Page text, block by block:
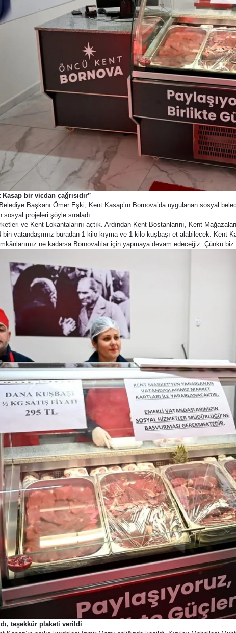
bir vicdan çağrısıdır”
Başkanı Ömer Eşki, Kent Kasap’ın Bornova’da uygulanan sosyal
sosyal projeleri şöyle sıraladı:
ve Kent Lokantalarını açtık. Ardından Kent Bostanlarını, Kent
vatandaşımız buradan 1 kilo kıyma ve 1 kilo kuşbaşı et alabilecek. Kent
ne kadarsa Bornovalılar için yapmaya devam edeceğiz. Çünkü
teşekkür plaketi verildi